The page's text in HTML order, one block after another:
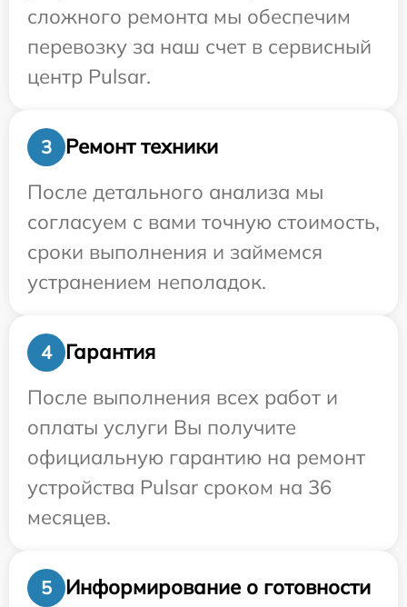
сложного ремонта мы обеспечим
перевозку за наш счет в сервисный
центр Pulsar.
3
Ремонт техники
После детального анализа мы
согласуем с вами точную стоимость,
сроки выполнения и займемся
устранением неполадок.
4
Гарантия
После выполнения всех работ и
оплаты услуги Вы получите
официальную гарантию на ремонт
устройства Pulsar сроком на 36
месяцев.
5 Информирование о готовности